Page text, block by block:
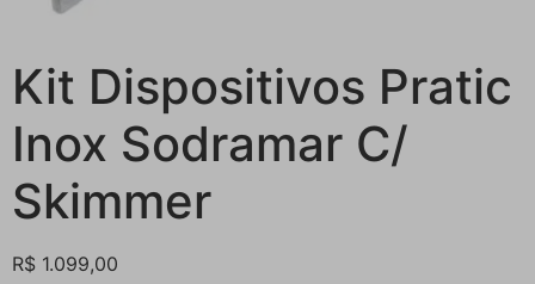
Kit Dispositivos Pratic
Inox Sodramar C/
Skimmer
R$ 1.099,00